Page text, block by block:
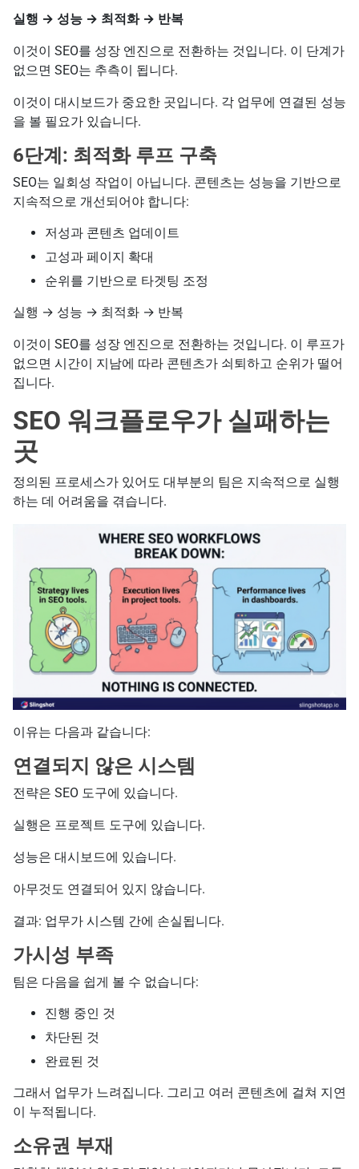
실행 → 성능 → 최적화 → 반복
이것이 SEO를 성장 엔진으로 전환하는 것입니다. 이 단계가
없으면 SEO는 추측이 됩니다.
이것이 대시보드가 중요한 곳입니다. 각 업무에 연결된 성능
을 볼 필요가 있습니다.
6단계: 최적화 루프 구축
SEO는 일회성 작업이 아닙니다. 콘텐츠는 성능을 기반으로
지속적으로 개선되어야 합니다:
저성과 콘텐츠 업데이트
고성과 페이지 확대
순위를 기반으로 타겟팅 조정
실행 → 성능 → 최적화 → 반복
이것이 SEO를 성장 엔진으로 전환하는 것입니다. 이 루프가
없으면 시간이 지남에 따라 콘텐츠가 쇠퇴하고 순위가 떨어
집니다.
SEO 워크플로우가 실패하는
곳
정의된 프로세스가 있어도 대부분의 팀은 지속적으로 실행
하는 데 어려움을 겪습니다.
이유는 다음과 같습니다:
연결되지 않은 시스템
전략은 SEO 도구에 있습니다.
실행은 프로젝트 도구에 있습니다.
성능은 대시보드에 있습니다.
아무것도 연결되어 있지 않습니다.
결과: 업무가 시스템 간에 손실됩니다.
가시성 부족
팀은 다음을 쉽게 볼 수 없습니다:
진행 중인 것
차단된 것
완료된 것
그래서 업무가 느려집니다. 그리고 여러 콘텐츠에 걸쳐 지연
이 누적됩니다.
소유권 부재